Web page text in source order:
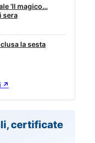
‘Il magico…
sera
la sesta
↗
certificate